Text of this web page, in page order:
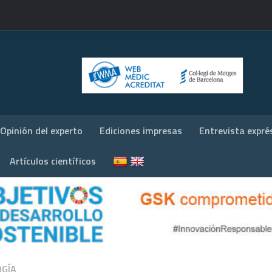
Opinión del experto Ediciones impresas Entrevista
Artículos científicos